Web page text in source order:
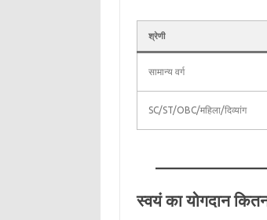
श्रेणी
सामान्य वर्ग
SC/ST/OBC/महिला/दिव्यांग
स्वयं का योगदान